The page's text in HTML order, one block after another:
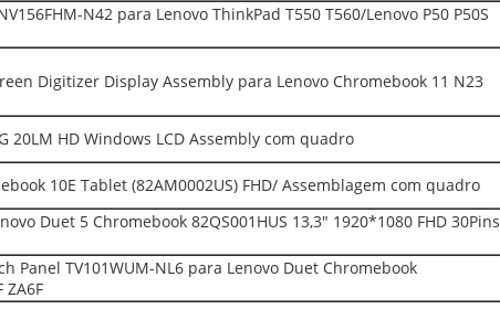
N42 para Lenovo ThinkPad T550 T560/Lenovo P50 P50S
Digitizer Display Assembly para Lenovo Chromebook 11 N23
20LM HD Windows LCD Assembly com quadro
10E Tablet (82AM0002US) FHD/ Assemblagem com quadro
Duet 5 Chromebook 82QS001HUS 13,3" 1920*1080 FHD 30Pins
Panel TV101WUM-NL6 para Lenovo Duet Chromebook
ZA6F